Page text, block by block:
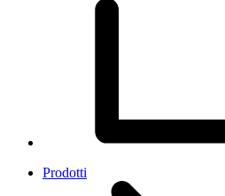
Prodotti